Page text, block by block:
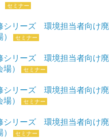
セミナー
シリーズ 環境担当者向け廃
セミナー
シリーズ 環境担当者向け廃
）
セミナー
シリーズ 環境担当者向け廃
）
セミナー
シリーズ 環境担当者向け廃
セミナー